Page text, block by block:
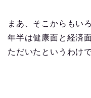
まあ、そこからもい
年半は健康面と経済
ただいたというわけで